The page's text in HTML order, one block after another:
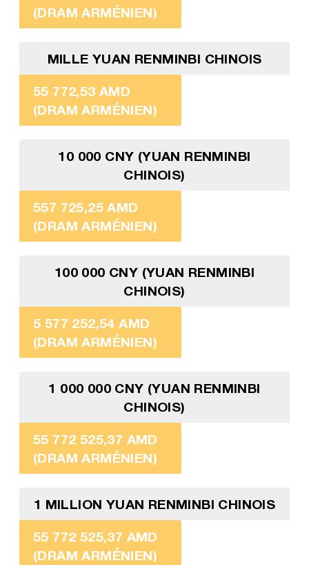
(DRAM ARMÉNIEN)
MILLE YUAN RENMINBI CHINOIS
55 772,53 AMD
(DRAM ARMÉNIEN)
10 000 CNY (YUAN RENMINBI
CHINOIS)
557 725,25 AMD
(DRAM ARMÉNIEN)
100 000 CNY (YUAN RENMINBI
CHINOIS)
5 577 252,54 AMD
(DRAM ARMÉNIEN)
1 000 000 CNY (YUAN RENMINBI
CHINOIS)
55 772 525,37 AMD
(DRAM ARMÉNIEN)
1 MILLION YUAN RENMINBI CHINOIS
55 772 525,37 AMD
(DRAM ARMÉNIEN)